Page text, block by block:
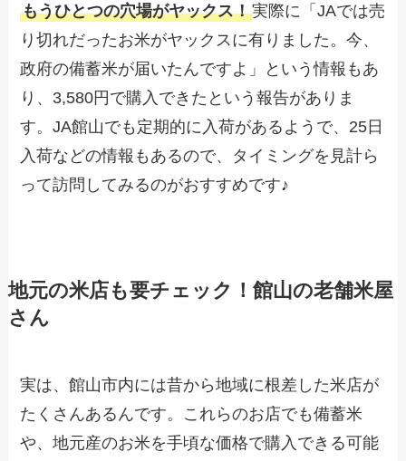
もうひとつの穴場がヤックス！実際に「JAでは売
り切れだったお米がヤックスに有りました。今、
政府の備蓄米が届いたんですよ」という情報もあ
り、3,580円で購入できたという報告がありま
す。JA館山でも定期的に入荷があるようで、25日
入荷などの情報もあるので、タイミングを見計ら
って訪問してみるのがおすすめです♪
地元の米店も要チェック！館山の老舗米屋
さん
実は、館山市内には昔から地域に根差した米店が
たくさんあるんです。これらのお店でも備蓄米
や、地元産のお米を手頃な価格で購入できる可能